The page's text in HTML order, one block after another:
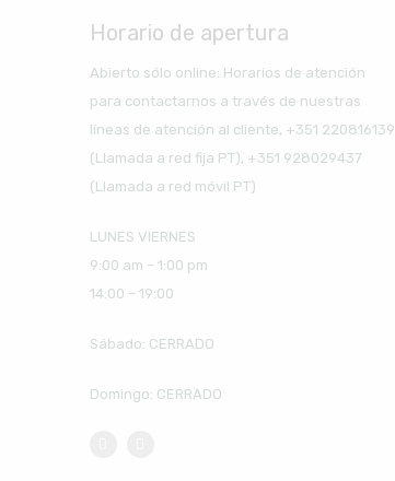
Horario de apertura
Abierto sólo online: Horarios de atención
para contactarnos a través de nuestras
líneas de atención al cliente, +351 220816139
(Llamada a red fija PT), +351 928029437
(Llamada a red móvil PT)
LUNES VIERNES
9:00 am – 1:00 pm
14:00 – 19:00
Sábado: CERRADO
Domingo: CERRADO